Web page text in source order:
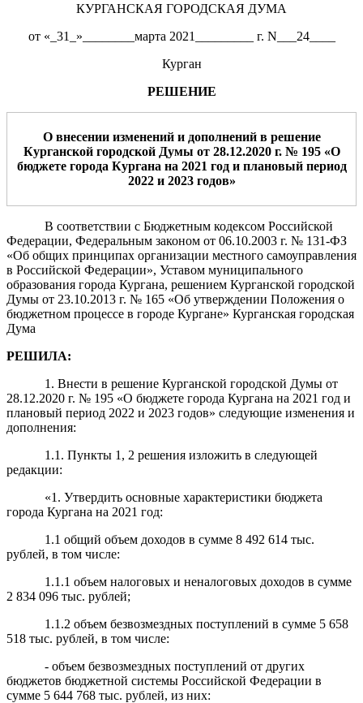
КУРГАНСКАЯ ГОРОДСКАЯ ДУМА
от «_31_»________марта 2021_________ г. N___24____
Курган
РЕШЕНИЕ
О внесении изменений и дополнений в решение
Курганской городской Думы от 28.12.2020 г. № 195 «О
бюджете города Кургана на 2021 год и плановый период
2022 и 2023 годов»
В соответствии с Бюджетным кодексом Российской
Федерации, Федеральным законом от 06.10.2003 г. № 131-ФЗ
«Об общих принципах организации местного самоуправления
в Российской Федерации», Уставом муниципального
образования города Кургана, решением Курганской городской
Думы от 23.10.2013 г. № 165 «Об утверждении Положения о
бюджетном процессе в городе Кургане» Курганская городская
Дума
РЕШИЛА:
1. Внести в решение Курганской городской Думы от
28.12.2020 г. № 195 «О бюджете города Кургана на 2021 год и
плановый период 2022 и 2023 годов» следующие изменения и
дополнения:
1.1. Пункты 1, 2 решения изложить в следующей
редакции:
«1. Утвердить основные характеристики бюджета
города Кургана на 2021 год:
1.1 общий объем доходов в сумме 8 492 614 тыс.
рублей, в том числе:
1.1.1 объем налоговых и неналоговых доходов в сумме
2 834 096 тыс. рублей;
1.1.2 объем безвозмездных поступлений в сумме 5 658
518 тыс. рублей, в том числе:
- объем безвозмездных поступлений от других
бюджетов бюджетной системы Российской Федерации в
сумме 5 644 768 тыс. рублей, из них: